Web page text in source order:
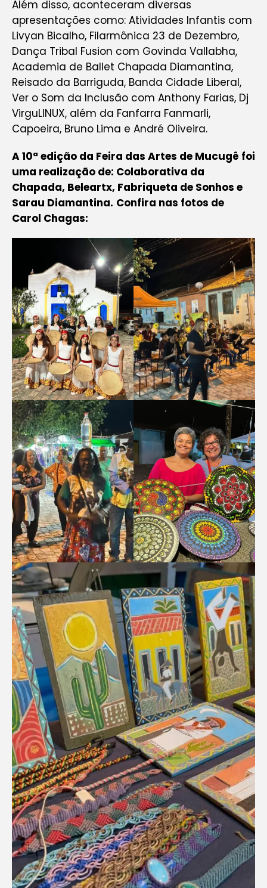
Além disso, aconteceram diversas
apresentações como: Atividades Infantis com
Livyan Bicalho, Filarmônica 23 de Dezembro,
Dança Tribal Fusion com Govinda Vallabha,
Academia de Ballet Chapada Diamantina,
Reisado da Barriguda, Banda Cidade Liberal,
Ver o Som da Inclusão com Anthony Farias, Dj
VirguLINUX, além da Fanfarra Fanmarli,
Capoeira, Bruno Lima e André Oliveira.
A 10ª edição da Feira das Artes de Mucugê foi
uma realização de: Colaborativa da
Chapada, Beleartx, Fabriqueta de Sonhos e
Sarau Diamantina. Confira nas fotos de
Carol Chagas: